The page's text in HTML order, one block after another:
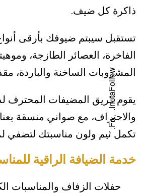
ذاكرة كل ضيف.
تستقبل سيبتم ضيوفك بأرقى أنواع
الفاخرة، العصائر الطازجة،
المشروبات الساخنة والباردة،
يقوم فريق المضيفات المحترف
والاحتراف، مع صواني منسقة
تكمل ثيم ولون مناسبتك لتضفي
خدمة الضيافة الراقية
حفلات الزفاف والمناسبات
Follow
I
n
s
t
a
.
F
b
.